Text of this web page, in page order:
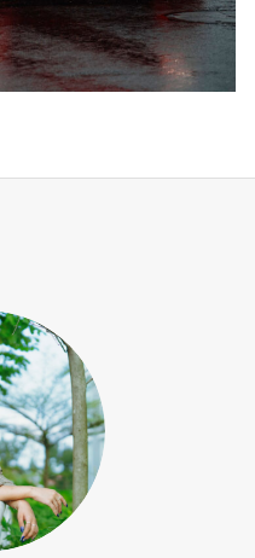
Mustang